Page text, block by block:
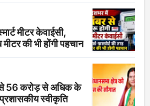
मीटर केवाईसी,
की भी होंगी पहचान
से 56 करोड़ से अधिक के
स्वीकृति